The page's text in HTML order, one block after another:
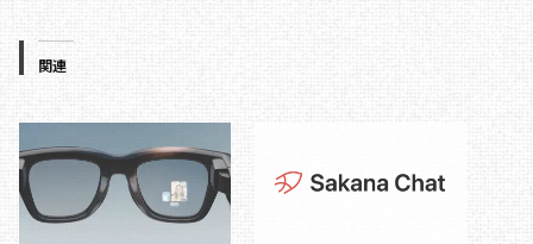
関連